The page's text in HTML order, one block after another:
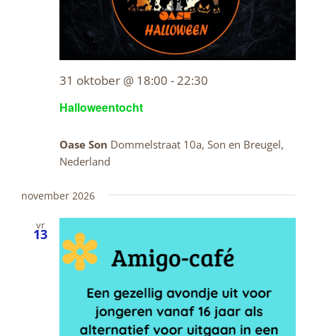
Halloweentocht
31 oktober @ 18:00 -22:30
Oase Son Dommelstraat 10a, Son en Breugel,
Nederland
november 2026
vr
13